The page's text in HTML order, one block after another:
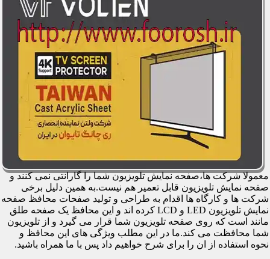
معمولا شرکت ها،صفحه نمایش تلویزیون شما را گارانتی نمی کنند و
صفحه نمایش تلویزیون قابل تعمیر هم نیست.به همین دلیل برخی
شرکت ها و کارگاه ها اقدام به طراحی و تولید صفحات محافظ صفحه
نمایش تلویزیون LED و LCD کرده اند و این محافظ یک صفحه طلق
مانند است که روی صفحه تلویزیون شما قرار می گیرد و از تلویزیون
شما محافظت می کند.ما در این مطلب ویژگی های این محافظ و
نحوه استفاده از ان را برای شرح خواهیم داد پس با ما همراه باشید.